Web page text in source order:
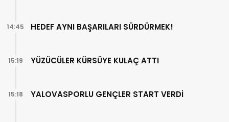
HEDEF AYNI BAŞARILARI SÜRDÜRMEK!
14:45
YÜZÜCÜLER KÜRSÜYE KULAÇ ATTI
15:19
YALOVASPORLU GENÇLER START VERDİ
15:18